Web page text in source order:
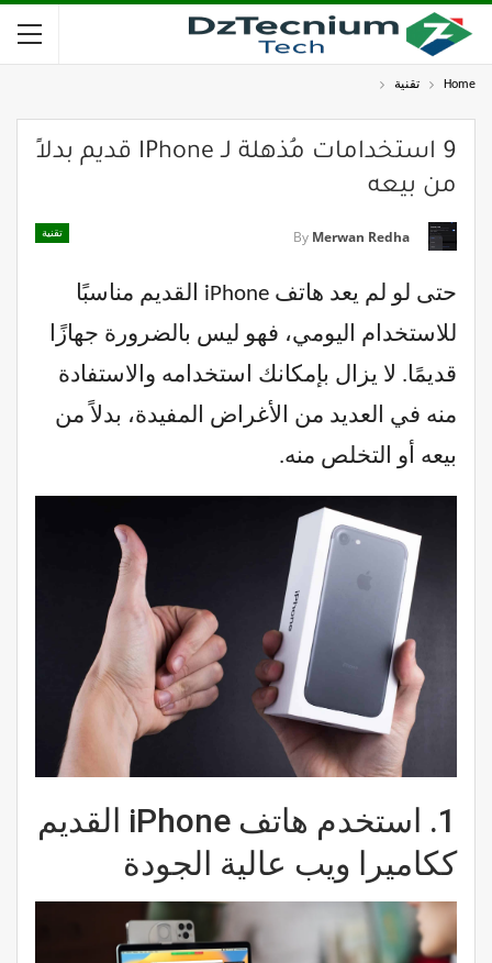
Home تقنية
9 استخدامات مُذهلة لـ IPhone قديم بدلاً
من بيعه
تقنية By Merwan Redha
حتى لو لم يعد هاتف iPhone القديم مناسبًا
للاستخدام اليومي، فهو ليس بالضرورة جهازًا
قديمًا. لا يزال بإمكانك استخدامه والاستفادة
منه في العديد من الأغراض المفيدة، بدلاً من
بيعه أو التخلص منه.
1.
استخدم هاتف iPhone القديم
ككاميرا ويب عالية الجودة